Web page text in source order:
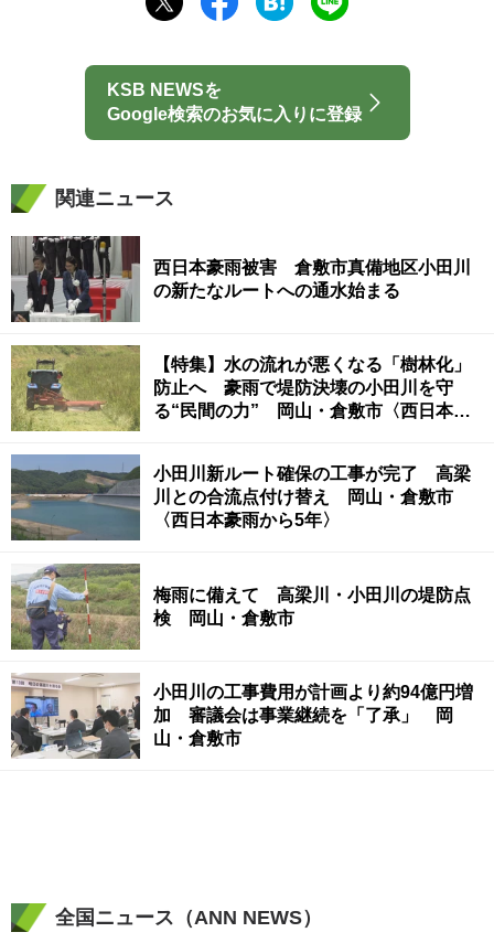
KSB NEWSを
Google検索のお気に入りに登録
関連ニュース
西日本豪雨被害 倉敷市真備地区小田川
の新たなルートへの通水始まる
【特集】水の流れが悪くなる「樹林化」
防止へ 豪雨で堤防決壊の小田川を守
る“民間の力” 岡山・倉敷市〈西日本豪
小田川新ルート確保の工事が完了 高梁
川との合流点付け替え 岡山・倉敷市
〈西日本豪雨から5年〉
梅雨に備えて 高梁川・小田川の堤防点
検 岡山・倉敷市
小田川の工事費用が計画より約94億円増
加 審議会は事業継続を「了承」 岡
山・倉敷市
全国ニュース（ANN NEWS）